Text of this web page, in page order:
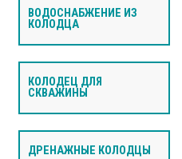
ВОДОСНАБЖЕНИЕ ИЗ
КОЛОДЦА
КОЛОДЕЦ ДЛЯ
СКВАЖИНЫ
ДРЕНАЖНЫЕ КОЛОДЦЫ